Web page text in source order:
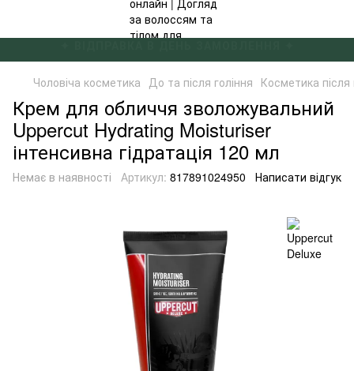
Чоловіча косметика До та після гоління Косметика після
Крем для обличчя зволожувальний
Uppercut Hydrating Moisturiser
інтенсивна гідратація 120 мл
Немає в наявності Артикул: 817891024950 Написати відгук